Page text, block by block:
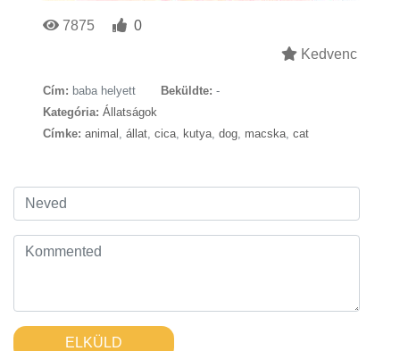
7875
0
Kedvenc
Cím: baba helyett Beküldte: -
Kategória: Állatságok
Címke: animal , állat, cica, kutya, dog, macska, cat
ELKÜLD